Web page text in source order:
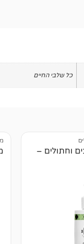
כל שלבי החיים
וחתולים –